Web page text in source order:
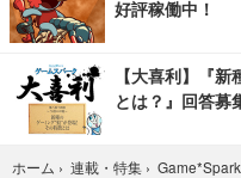
好評稼働中！
【大喜利】『
とは？』回答募
ホーム › 連載・特集 ›